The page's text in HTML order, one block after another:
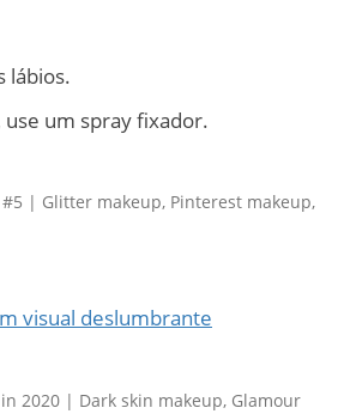
lábios.
um spray fixador.
visual deslumbrante